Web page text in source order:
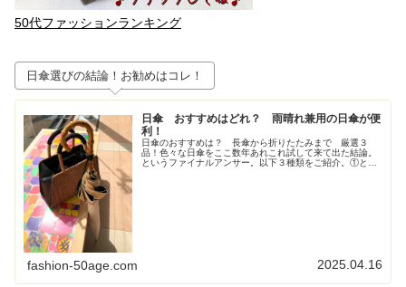
50代ファッションランキング
日傘選びの結論！お勧めはコレ！
日傘 おすすめはどれ？ 雨晴れ兼用の日傘が便
利！
日傘のおすすめは？ 長傘から折りたたみまで 厳選３
品！色々な日傘をここ数年あれこれ試して来て出た結論。
というファイナルアンサー。以下３種類をご紹介。①とに
fashion-50age.com 2025.04.16